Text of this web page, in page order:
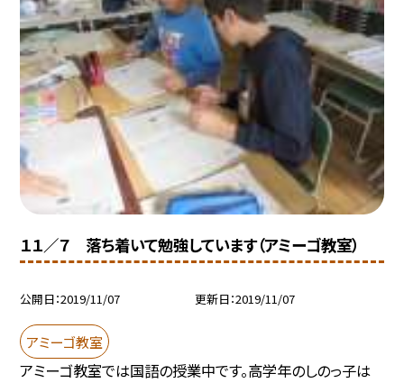
１１／７ 落ち着いて勉強しています（アミーゴ教室）
公開日 2019/11/07 更新日 2019/11/07
アミーゴ教室
アミーゴ教室では国語の授業中です。高学年のしのっ子は